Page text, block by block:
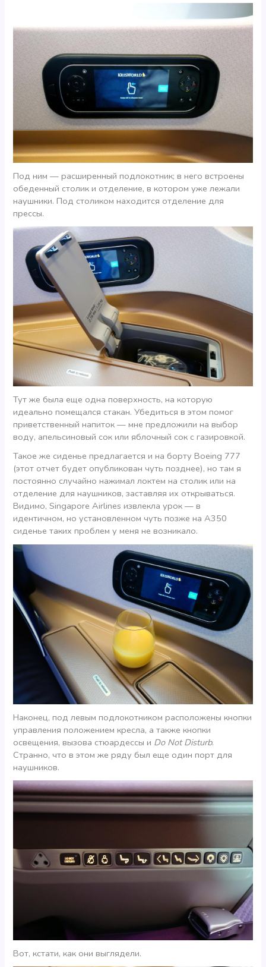
Под ним — расширенный подлокотник; в него встроены
обеденный столик и отделение, в котором уже лежали
наушники. Под столиком находится отделение для
прессы.
Тут же была еще одна поверхность, на которую
идеально помещался стакан. Убедиться в этом помог
приветственный напиток — мне предложили на выбор
воду, апельсиновый сок или яблочный сок с газировкой.
Такое же сиденье предлагается и на борту Boeing 777
(этот отчет будет опубликован чуть позднее), но там я
постоянно случайно нажимал локтем на столик или на
отделение для наушников, заставляя их открываться.
Видимо, Singapore Airlines извлекла урок — в
идентичном, но установленном чуть позже на А350
сиденье таких проблем у меня не возникало.
Наконец, под левым подлокотником расположены кнопки
управления положением кресла, а также кнопки
освещения, вызова стюардессы и Do Not Disturb.
Странно, что в этом же ряду был еще один порт для
наушников.
Вот, кстати, как они выглядели.